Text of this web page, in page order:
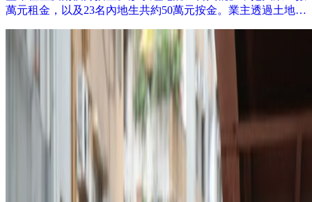
萬元租金，以及23名內地生共約50萬元按金。業主透過土地審
已人去留空，警方列求警協助。地產代理監管局稱曾收到相關
投訴，個案仍在跟進調查。